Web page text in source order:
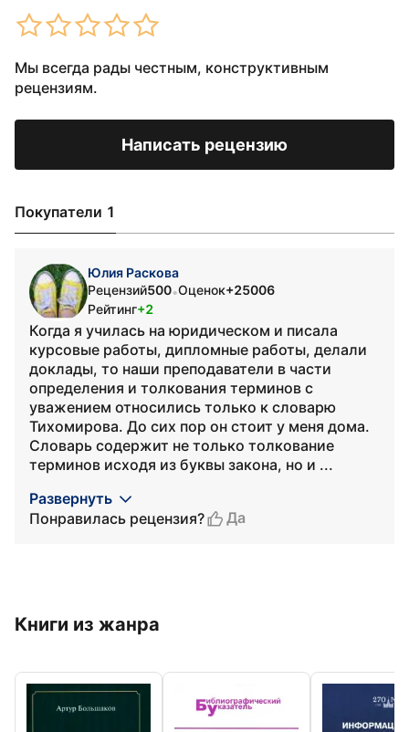
Мы всегда рады честным, конструктивным
рецензиям.
Написать рецензию
Покупатели 1
Юлия Раскова
Рецензий500•Оценок+25006
Рейтинг+2
Когда я училась на юридическом и писала
курсовые работы, дипломные работы, делали
доклады, то наши преподаватели в части
определения и толкования терминов с
уважением относились только к словарю
Тихомирова. До сих пор он стоит у меня дома.
Словарь содержит не только толкование
терминов исходя из буквы закона, но и ...
Развернуть
Понравилась рецензия?
Да
Книги из жанра